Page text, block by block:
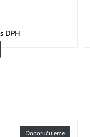
s DPH
Doporučujeme